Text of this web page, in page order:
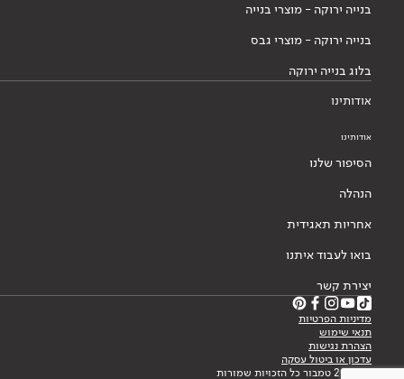
בנייה ירוקה - מוצרי בנייה
בנייה ירוקה - מוצרי גבס
בלוג בנייה ירוקה
אודותינו
אודותינו
הסיפור שלנו
הנהלה
אחריות תאגידית
בואו לעבוד איתנו
יצירת קשר
מדיניות הפרטיות
תנאי שימוש
הצהרת נגישות
עדכון או ביטול עסקה
© 2026 טמבור כל הזכויות שמורות